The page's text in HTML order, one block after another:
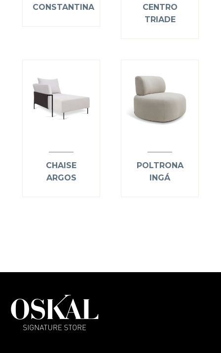
CONSTANTINA
CENTRO
TRIADE
CHAISE
ARGOS
POLTRONA
INGÁ